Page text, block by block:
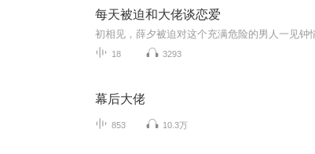
每天被迫和大佬谈恋爱
18 3293
幕后大佬
853 10.3万